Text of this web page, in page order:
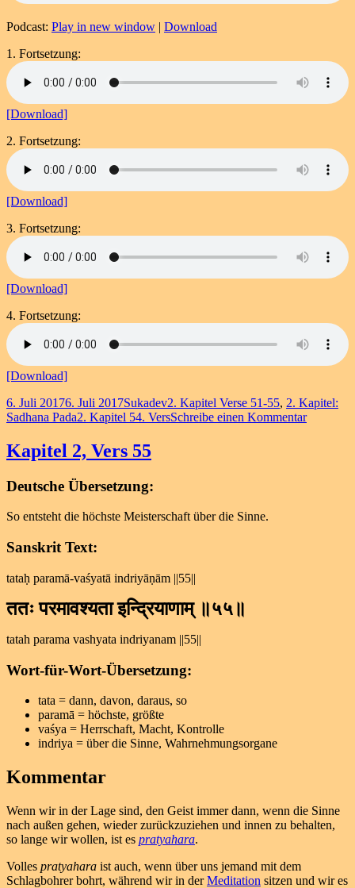
Podcast: Play in new window | Download
1. Fortsetzung:
[Download]
2. Fortsetzung:
[Download]
3. Fortsetzung:
[Download]
4. Fortsetzung:
[Download]
Veröffentlicht
am
6. Juli 20176. Juli 2017Autor
SukadevKategorien
2. Kapitel Verse 51-55, 2. Kapitel:
Sadhana PadaSchlagwörter
2. Kapitel 54. VersSchreibe einen Kommentarzu
Kapitel 2, Vers 55
Deutsche Übersetzung:
So entsteht die höchste Meisterschaft über die Sinne.
Sanskrit Text:
tataḥ paramā-vaśyatā indriyāṇām ||55||
ततः परमावश्यता इन्द्रियाणाम् ॥५५॥
tatah parama vashyata indriyanam ||55||
Wort-für-Wort-Übersetzung:
tata = dann, davon, daraus, so
paramā = höchste, größte
vaśya = Herrschaft, Macht, Kontrolle
indriya = über die Sinne, Wahrnehmungsorgane
Kommentar
Wenn wir in der Lage sind, den Geist immer dann, wenn die Sinne
nach außen gehen, wieder zurückzuziehen und innen zu behalten,
so lange wir wollen, ist es pratyahara.
Volles pratyahara ist auch, wenn über uns jemand mit dem
Schlagbohrer bohrt, während wir in derMeditation sitzen und wir es